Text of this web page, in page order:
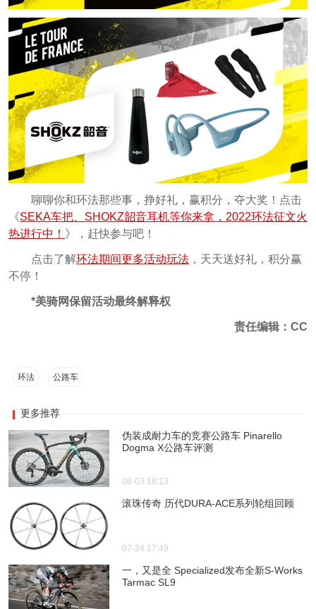
聊聊你和环法那些事，挣好礼，赢积分，夺大奖！点击
《SEKA车把、SHOKZ韶音耳机等你来拿，2022环法征文火
热进行中！ 》，赶快参与吧！
点击了解环法期间更多活动玩法，天天送好礼，积分赢
不停！
*美骑网保留活动最终解释权
责任编辑：CC
环法 公路车
更多推荐
伪装成耐力车的竞赛公路车 Pinarello
Dogma X公路车评测
08-03 18:13
滚珠传奇 历代DURA-ACE系列轮组回顾
07-24 17:49
一，又是全 Specialized发布全新S-Works
Tarmac SL9